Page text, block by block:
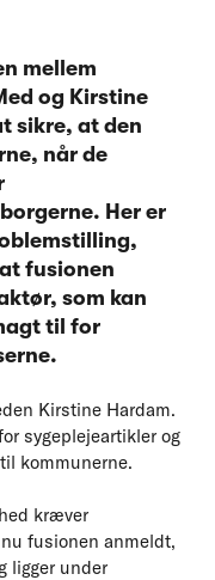
mellem
og Kirstine
sikre, at den
når de
Her er
fusionen
som kan
til for
Kirstine Hardam.
sygeplejeartikler og
kommunerne.
kræver
fusionen anmeldt,
ligger under